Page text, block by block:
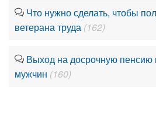
Что нужно сделать, чтобы
ветерана труда (162)
Выход на досрочную пенсию
мужчин (160)